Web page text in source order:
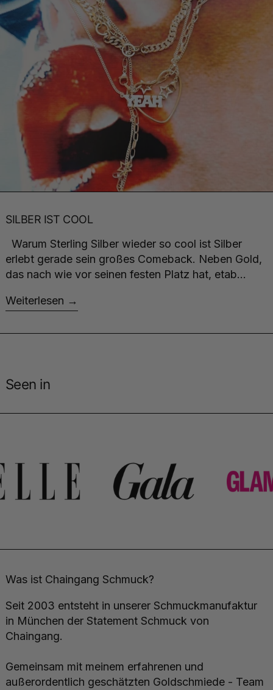
SILBER IST COOL
Warum Sterling Silber wieder so cool ist Silber
erlebt gerade sein großes Comeback. Neben Gold,
das nach wie vor seinen festen Platz hat, etab...
Weiterlesen
Seen in
Was ist Chaingang Schmuck?
Seit 2003 entsteht in unserer Schmuckmanufaktur
in München der Statement Schmuck von
Chaingang.
Gemeinsam mit meinem erfahrenen und
außerordentlich geschätzten Goldschmiede - Team